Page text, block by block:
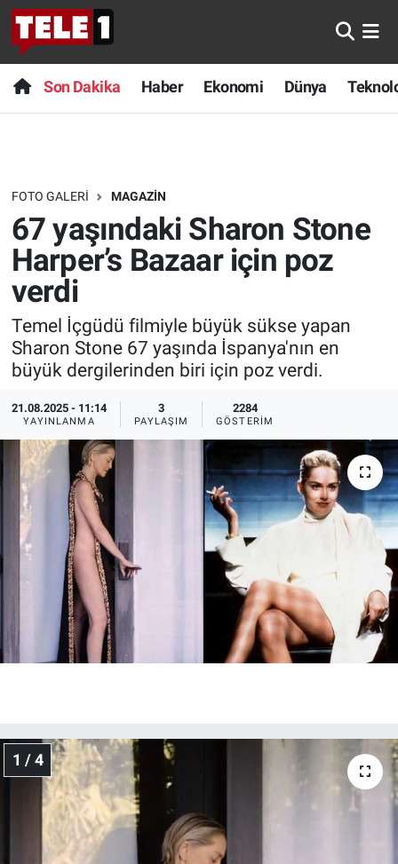
Son Dakika Haber Ekonomi Dünya
FOTO GALERI MAGAZIN
67 yaşındaki Sharon Stone
Harper’s Bazaar için poz
verdi
Temel İçgüdü filmiyle büyük sükse yapan
Sharon Stone 67 yaşında İspanya'nın en
büyük dergilerinden biri için poz verdi.
21.08.2025 - 11:14
YAYINLANMA
3
PAYLAŞIM
2284
GÖSTERIM
1 / 4
Anında Manşet
Başka Sohbetler
Bilim turu
Bilim ve Teknoloji Evreni
Doğa Konuşuyor
Dünya
Ege Saati
Ege'den Esintiler
Eğitim
Eğlence
Ekonomi
Forum
Gerçeğin İzinde
Gün Bitiyor
Gün Ortası
Gündem Özel
Son Dakika
Haber
Dünya
Teknoloji
Sağlık
Spor
Yayın Akışı
İletişim
Nöbetçi Eczaneler
Hava Durumu
Trafik Durumu
Süper Lig Puan Durumu ve Fikstür
Tüm Manşetler
Son Dakika Haberleri
Haber Arşivi